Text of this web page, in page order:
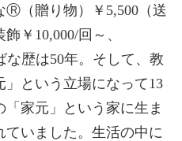
Ⓡ（贈り物）￥5,500（送
￥10,000/回～、
な歴は50年。そして、教
」という立場になって13
家元」という家に生ま
いました。生活の中に